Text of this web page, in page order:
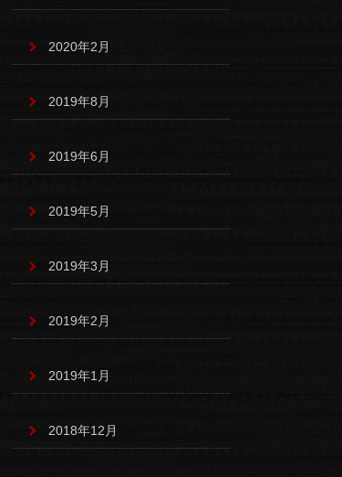
2020年2月
2019年8月
2019年6月
2019年5月
2019年3月
2019年2月
2019年1月
2018年12月